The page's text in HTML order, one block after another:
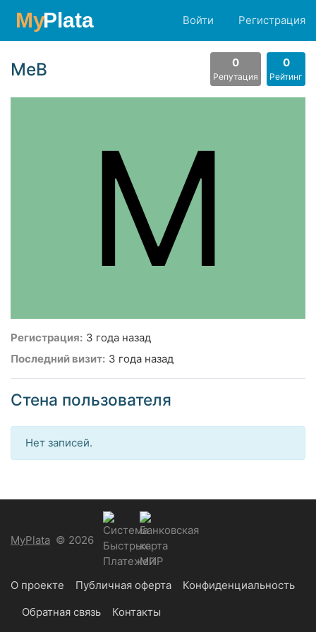
Войти Регистрация
MeB 0
Репутация
0
Рейтинг
M
Регистрация: 3 года назад
Последний визит: 3 года назад
Стена пользователя
Нет записей.
MyPlata © 2026
О проекте Публичная оферта
Конфиденциальность
Обратная связь
Контакты